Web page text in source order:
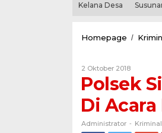
Kelana Desa
Homepage /
2 Oktober 2018Oleh
Polsek
Di
Administrator - Kriminal